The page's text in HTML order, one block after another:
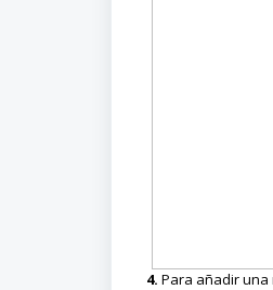
4. Para añadir